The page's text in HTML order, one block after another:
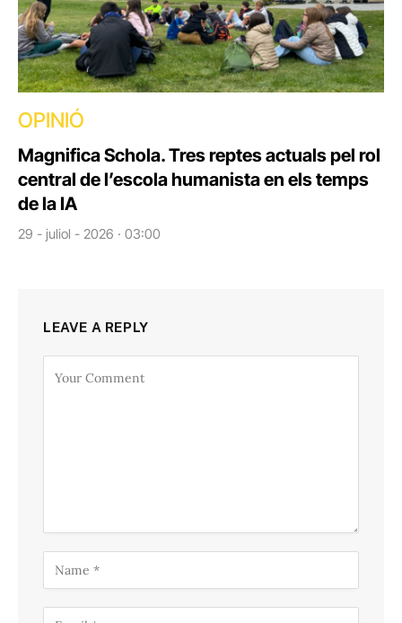
OPINIÓ
Magnifica Schola. Tres reptes actuals pel rol
central de l’escola humanista en els temps
de la IA
29 - juliol - 2026 · 03:00
LEAVE A REPLY